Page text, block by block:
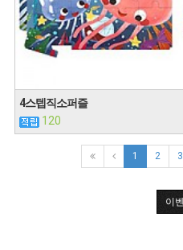
4스텝직소퍼즐
120
1 2 3
이